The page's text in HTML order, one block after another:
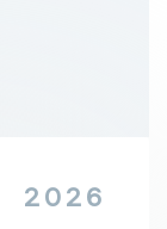
2026